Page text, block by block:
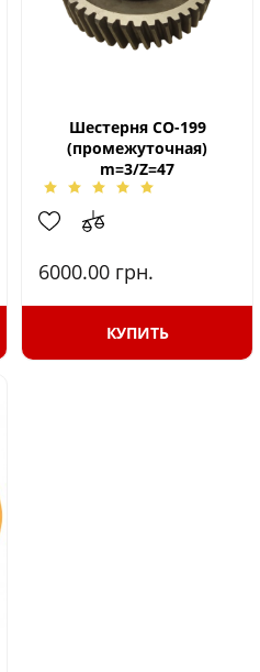
Шестерня СО-199
(промежуточная)
m=3/Z=47
6000.00 грн.
КУПИТЬ